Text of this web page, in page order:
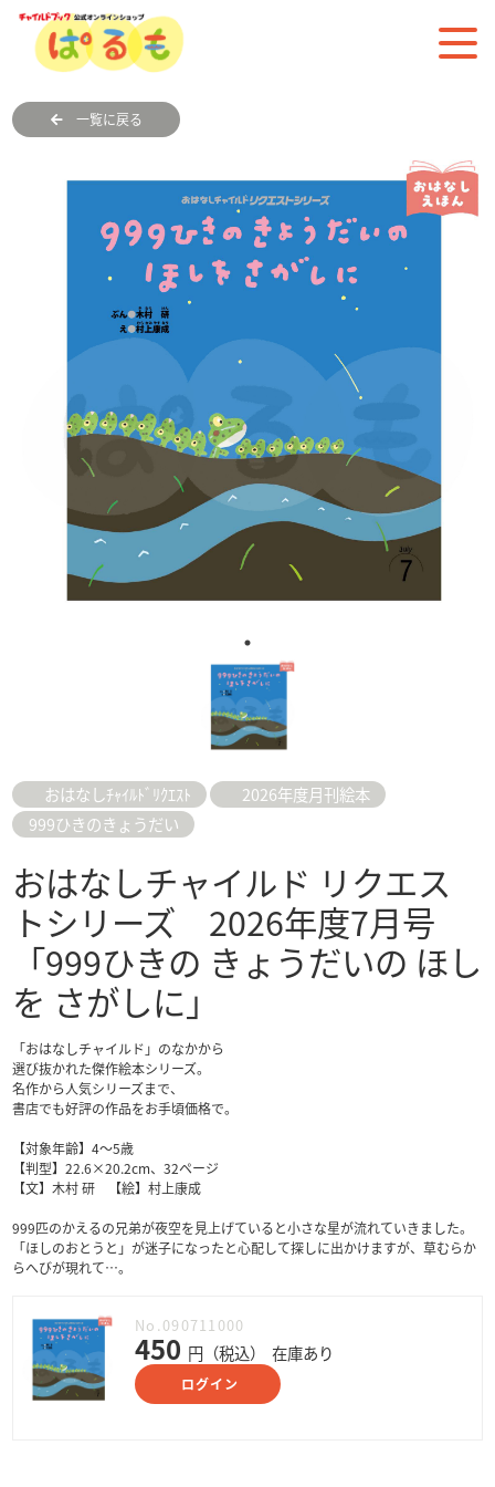
一覧に戻る
おはなしﾁｬｲﾙﾄﾞﾘｸｴｽﾄ
2026年度月刊絵本
999ひきのきょうだい
おはなしチャイルド リクエス
トシリーズ 2026年度7月号
「999ひきの きょうだいの ほし
を さがしに」
「おはなしチャイルド」のなかから
選び抜かれた傑作絵本シリーズ。
名作から人気シリーズまで、
書店でも好評の作品をお手頃価格で。
【対象年齢】4〜5歳
【判型】22.6×20.2cm、32ページ
【文】木村 研 【絵】村上康成
999匹のかえるの兄弟が夜空を見上げていると小さな星が流れていきました。
「ほしのおとうと」が迷子になったと心配して探しに出かけますが、草むらか
らへびが現れて…。
No.090711000
450 円（税込） 在庫あり
ログイン